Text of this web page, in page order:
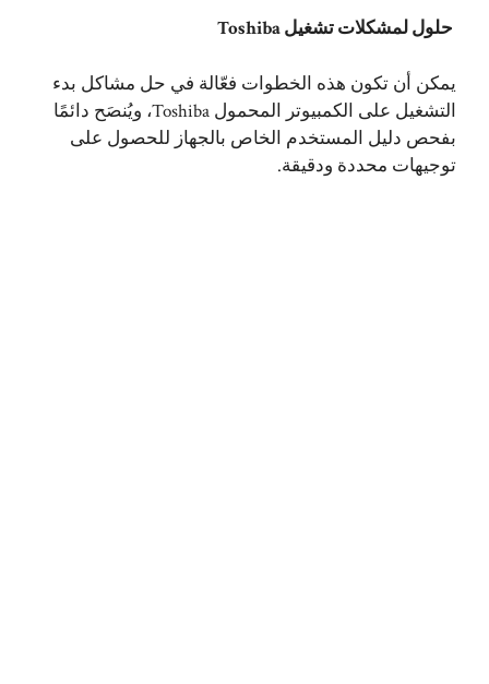
حلول لمشكلات تشغيل Toshiba
يمكن أن تكون هذه الخطوات فعّالة في حل مشاكل بدء
التشغيل على الكمبيوتر المحمول Toshiba، ويُنصَح دائمًا
بفحص دليل المستخدم الخاص بالجهاز للحصول على
توجيهات محددة ودقيقة.